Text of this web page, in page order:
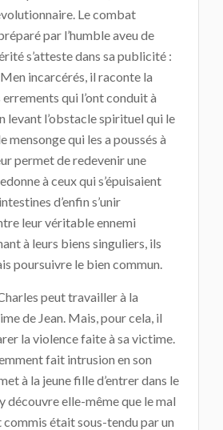
Le combat
par l’humble aveu de
s’atteste dans sa publicité :
incarcérés, il raconte la
qui l’ont conduit à
levant l’obstacle spirituel qui le
mensonge qui les a poussés à
permet de redevenir une
à ceux qui s’épuisaient
d’enfin s’unir
leur véritable ennemi
à leurs biens singuliers, ils
poursuivre le bien commun.
peut travailler à la
de Jean. Mais, pour cela, il
la violence faite à sa victime.
fait intrusion en son
à la jeune fille d’entrer dans le
découvre elle-même que le mal
était sous-tendu par un